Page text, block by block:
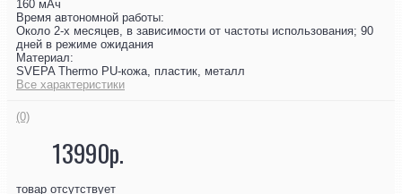
160 мАч
Время автономной работы:
Около 2-х месяцев, в зависимости от частоты использования; 90
дней в режиме ожидания
Материал:
SVEPA Thermo PU-кожа, пластик, металл
Все характеристики
(0)
13990р.
товар отсутствует